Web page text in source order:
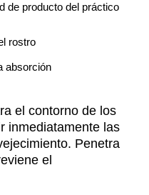
de producto del práctico
rostro
absorción
el contorno de los
inmediatamente las
Penetra
el